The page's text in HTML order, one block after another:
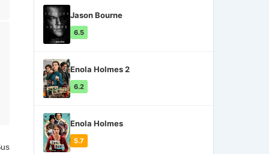
Jason Bourne
6.5
Enola Holmes 2
6.2
Enola Holmes
5.7